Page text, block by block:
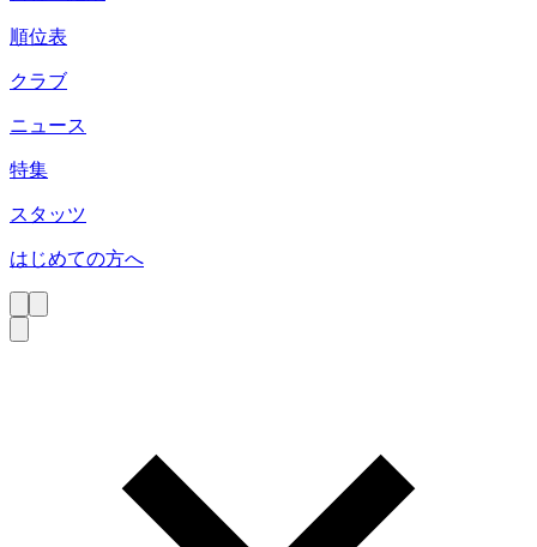
順位表
クラブ
ニュース
特集
スタッツ
はじめての方へ